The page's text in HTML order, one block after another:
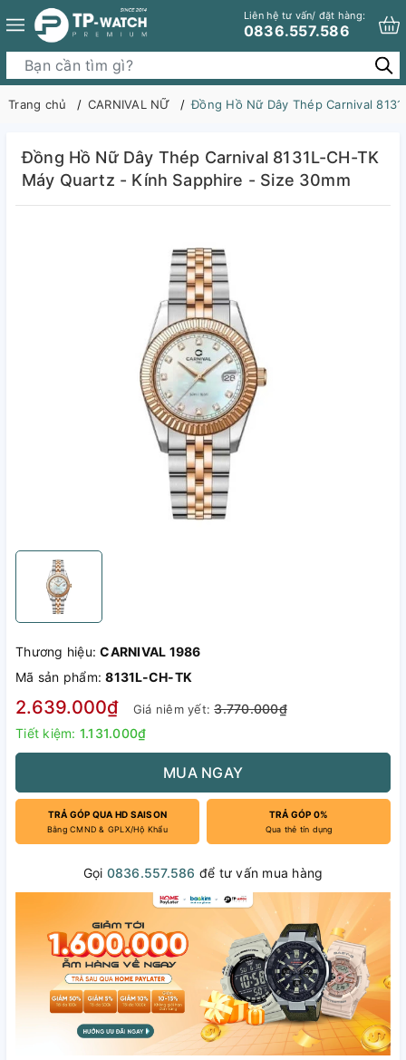
Liên hệ tư vấn/ đặt hàng:
0836.557.586
Trang chủ CARNIVAL NỮ Đồng Hồ Nữ Dây Thép Carnival
Đồng Hồ Nữ Dây Thép Carnival 8131L-CH-TK
Máy Quartz - Kính Sapphire - Size 30mm
Thương hiệu:CARNIVAL 1986
Mã sản phẩm:8131L-CH-TK
2.639.000₫ Giá niêm yết:3.770.000₫
Tiết kiệm: 1.131.000₫
MUA NGAY
TRẢ GÓP QUA HD SAISON
Bằng CMND & GPLX/Hộ Khẩu
TRẢ GÓP 0%
Qua thẻ tín dụng
Gọi 0836.557.586 để tư vấn mua hàng